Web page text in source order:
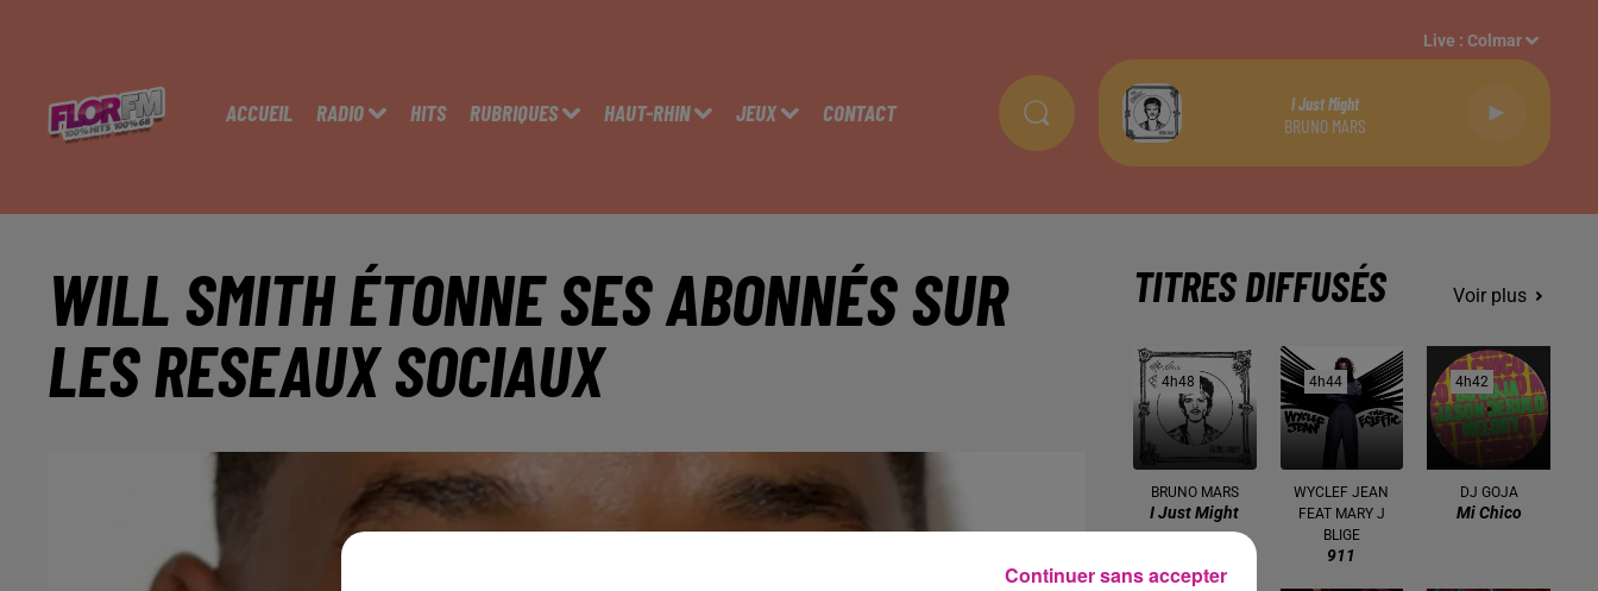
ACCUEIL RADIO HITS RUBRIQUES HAUT-RHIN JEUX CONTACT
Live :Colmar
I Just Might
BRUNO MARS
WILL SMITH ÉTONNE SES ABONNÉS SUR
LES RESEAUX SOCIAUX
TITRES DIFFUSÉS Voir plus
4h48
4h48
BRUNO MARS
I Just Might
4h44
4h44
WYCLEF JEAN
FEAT MARY J
BLIGE
911
4h42
4h42
DJ GOJA
Mi Chico
Continuer sans accepter